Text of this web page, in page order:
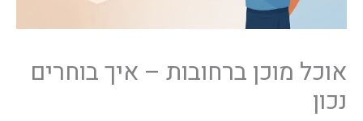
אוכל מוכן ברחובות – איך בוחרים
נכון